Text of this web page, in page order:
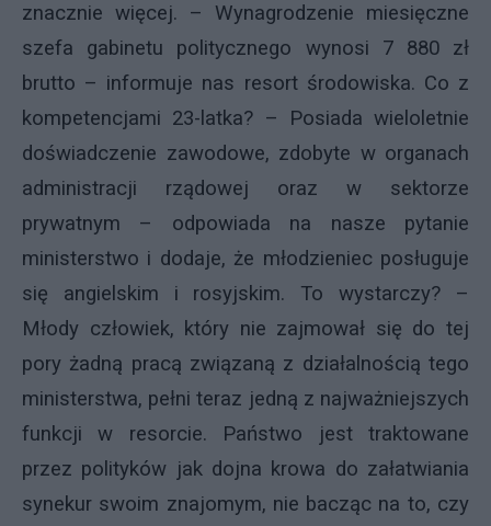
znacznie więcej. – Wynagrodzenie miesięczne
szefa gabinetu politycznego wynosi 7 880 zł
brutto – informuje nas resort środowiska. Co z
kompetencjami 23-latka? – Posiada wieloletnie
doświadczenie zawodowe, zdobyte w organach
administracji rządowej oraz w sektorze
prywatnym – odpowiada na nasze pytanie
ministerstwo i dodaje, że młodzieniec posługuje
się angielskim i rosyjskim. To wystarczy? –
Młody człowiek, który nie zajmował się do tej
pory żadną pracą związaną z działalnością tego
ministerstwa, pełni teraz jedną z najważniejszych
funkcji w resorcie. Państwo jest traktowane
przez polityków jak dojna krowa do załatwiania
synekur swoim znajomym, nie bacząc na to, czy